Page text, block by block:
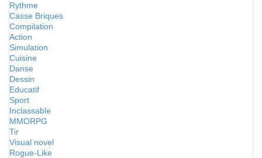
Rythme
Casse Briques
Compilation
Action
Simulation
Cuisine
Danse
Dessin
Educatif
Sport
Inclassable
MMORPG
Tir
Visual novel
Rogue-Like